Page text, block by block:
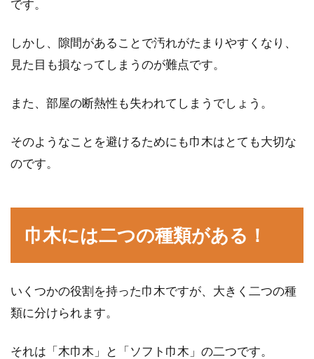
る？！故障の原因とは？
みなさんのご自宅にはドアチャイムはあります
か？ドアチャイムを新しいものに買い替える
一戸建てなら窓にシャッターをつけ
新築で一戸建てを検討しているなら、窓にシャ
です。
しかし、隙間があることで汚れがたまりやすくなり、
見た目も損なってしまうのが難点です。
また、部屋の断熱性も失われてしまうでしょう。
そのようなことを避けるためにも巾木はとても大切な
のです。
巾木には二つの種類がある！
いくつかの役割を持った巾木ですが、大きく二つの種
類に分けられます。
それは「木巾木」と「ソフト巾木」の二つです。